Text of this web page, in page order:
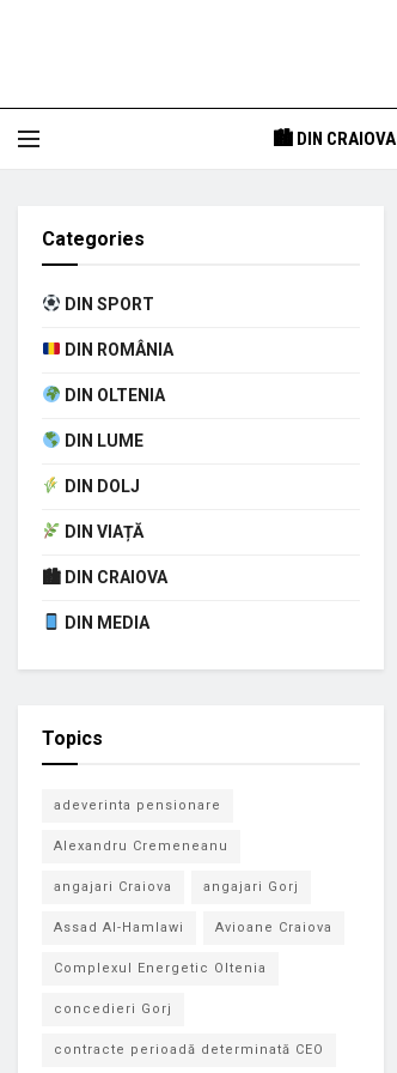
🏙 DIN CRAIOVA
Categories
DIN SPORT
DIN ROMÂNIA
DIN OLTENIA
DIN LUME
DIN DOLJ
DIN VIAȚĂ
🏙 DIN CRAIOVA
DIN MEDIA
Topics
adeverinta pensionare
Alexandru Cremeneanu
angajari Craiova angajari Gorj
Assad Al-Hamlawi Avioane Craiova
Complexul Energetic Oltenia
concedieri Gorj
contracte perioadă determinată CEO